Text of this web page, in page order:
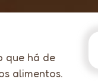
que há de
alimentos.